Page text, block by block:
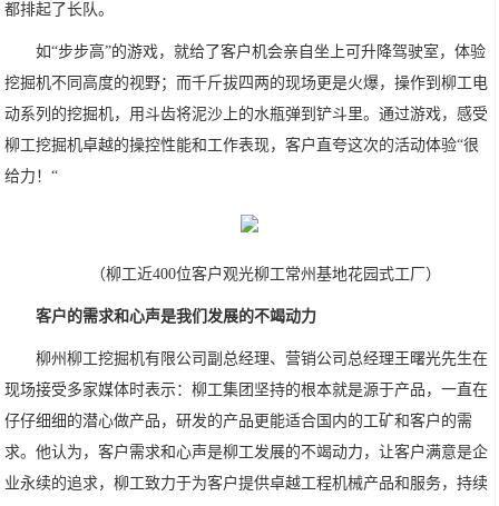
都排起了长队。
如“步步高”的游戏，就给了客户机会亲自坐上可升降驾驶室，体验
挖掘机不同高度的视野；而千斤拔四两的现场更是火爆，操作到柳工电
动系列的挖掘机，用斗齿将泥沙上的水瓶弹到铲斗里。通过游戏，感受
柳工挖掘机卓越的操控性能和工作表现，客户直夸这次的活动体验“很
给力！“
（柳工近400位客户观光柳工常州基地花园式工厂）
客户的需求和心声是我们发展的不竭动力
柳州柳工挖掘机有限公司副总经理、营销公司总经理王曙光先生在
现场接受多家媒体时表示：柳工集团坚持的根本就是源于产品，一直在
仔仔细细的潜心做产品，研发的产品更能适合国内的工矿和客户的需
求。他认为，客户需求和心声是柳工发展的不竭动力，让客户满意是企
业永续的追求，柳工致力于为客户提供卓越工程机械产品和服务，持续